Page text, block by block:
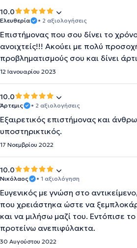
10.0
Ελευθερία • 2 αξιολογήσεις
Επιστήμονας που σου δίνει το
ανοιχτείς!!! Ακούει με πολύ
προβληματισμούς σου και δίνει
12 Ιανουαρίου 2023
10.0
Άρτεμις • 2 αξιολογήσεις
Εξαιρετικός επιστήμονας και
υποστηρικτικός.
17 Νοεμβρίου 2022
10.0
Νικόλαος • 1 αξιολόγηση
Ευγενικός με γνώση στο
που χρειάστηκα ώστε να
και να μιλήσω μαζί του. Εντόπισε
προτείνω ανεπιφύλακτα.
30 Αυγούστου 2022